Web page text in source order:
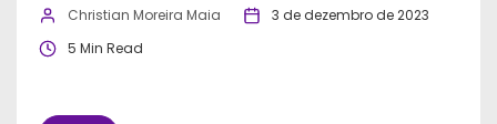
Christian Moreira Maia
3 de dezembro de 2023
5 Min Read